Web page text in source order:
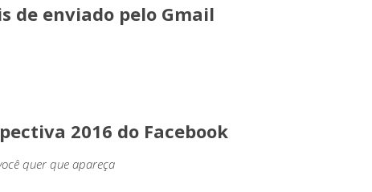
de enviado pelo Gmail
2016 do Facebook
quer que apareça